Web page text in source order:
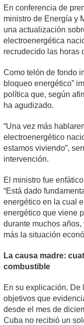
En conferencia de
ministro de Energía y
una actualización
electroenergética
recrudecido las horas
Como telón de fondo
bloqueo energético”
política que, según
ha agudizado.
“Una vez más
electroenergético
estamos viviendo”,
intervención.
El ministro fue
“Está dado
energético en la cual
energético que viene
durante muchos
más la situación
La causa madre:
combustible
En su explicación, De
objetivos que
desde el mes de
Cuba no recibió un